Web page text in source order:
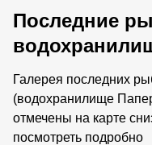
Последние
Галерея последних
(водохранилище
отмечены на карте
посмотреть подробно